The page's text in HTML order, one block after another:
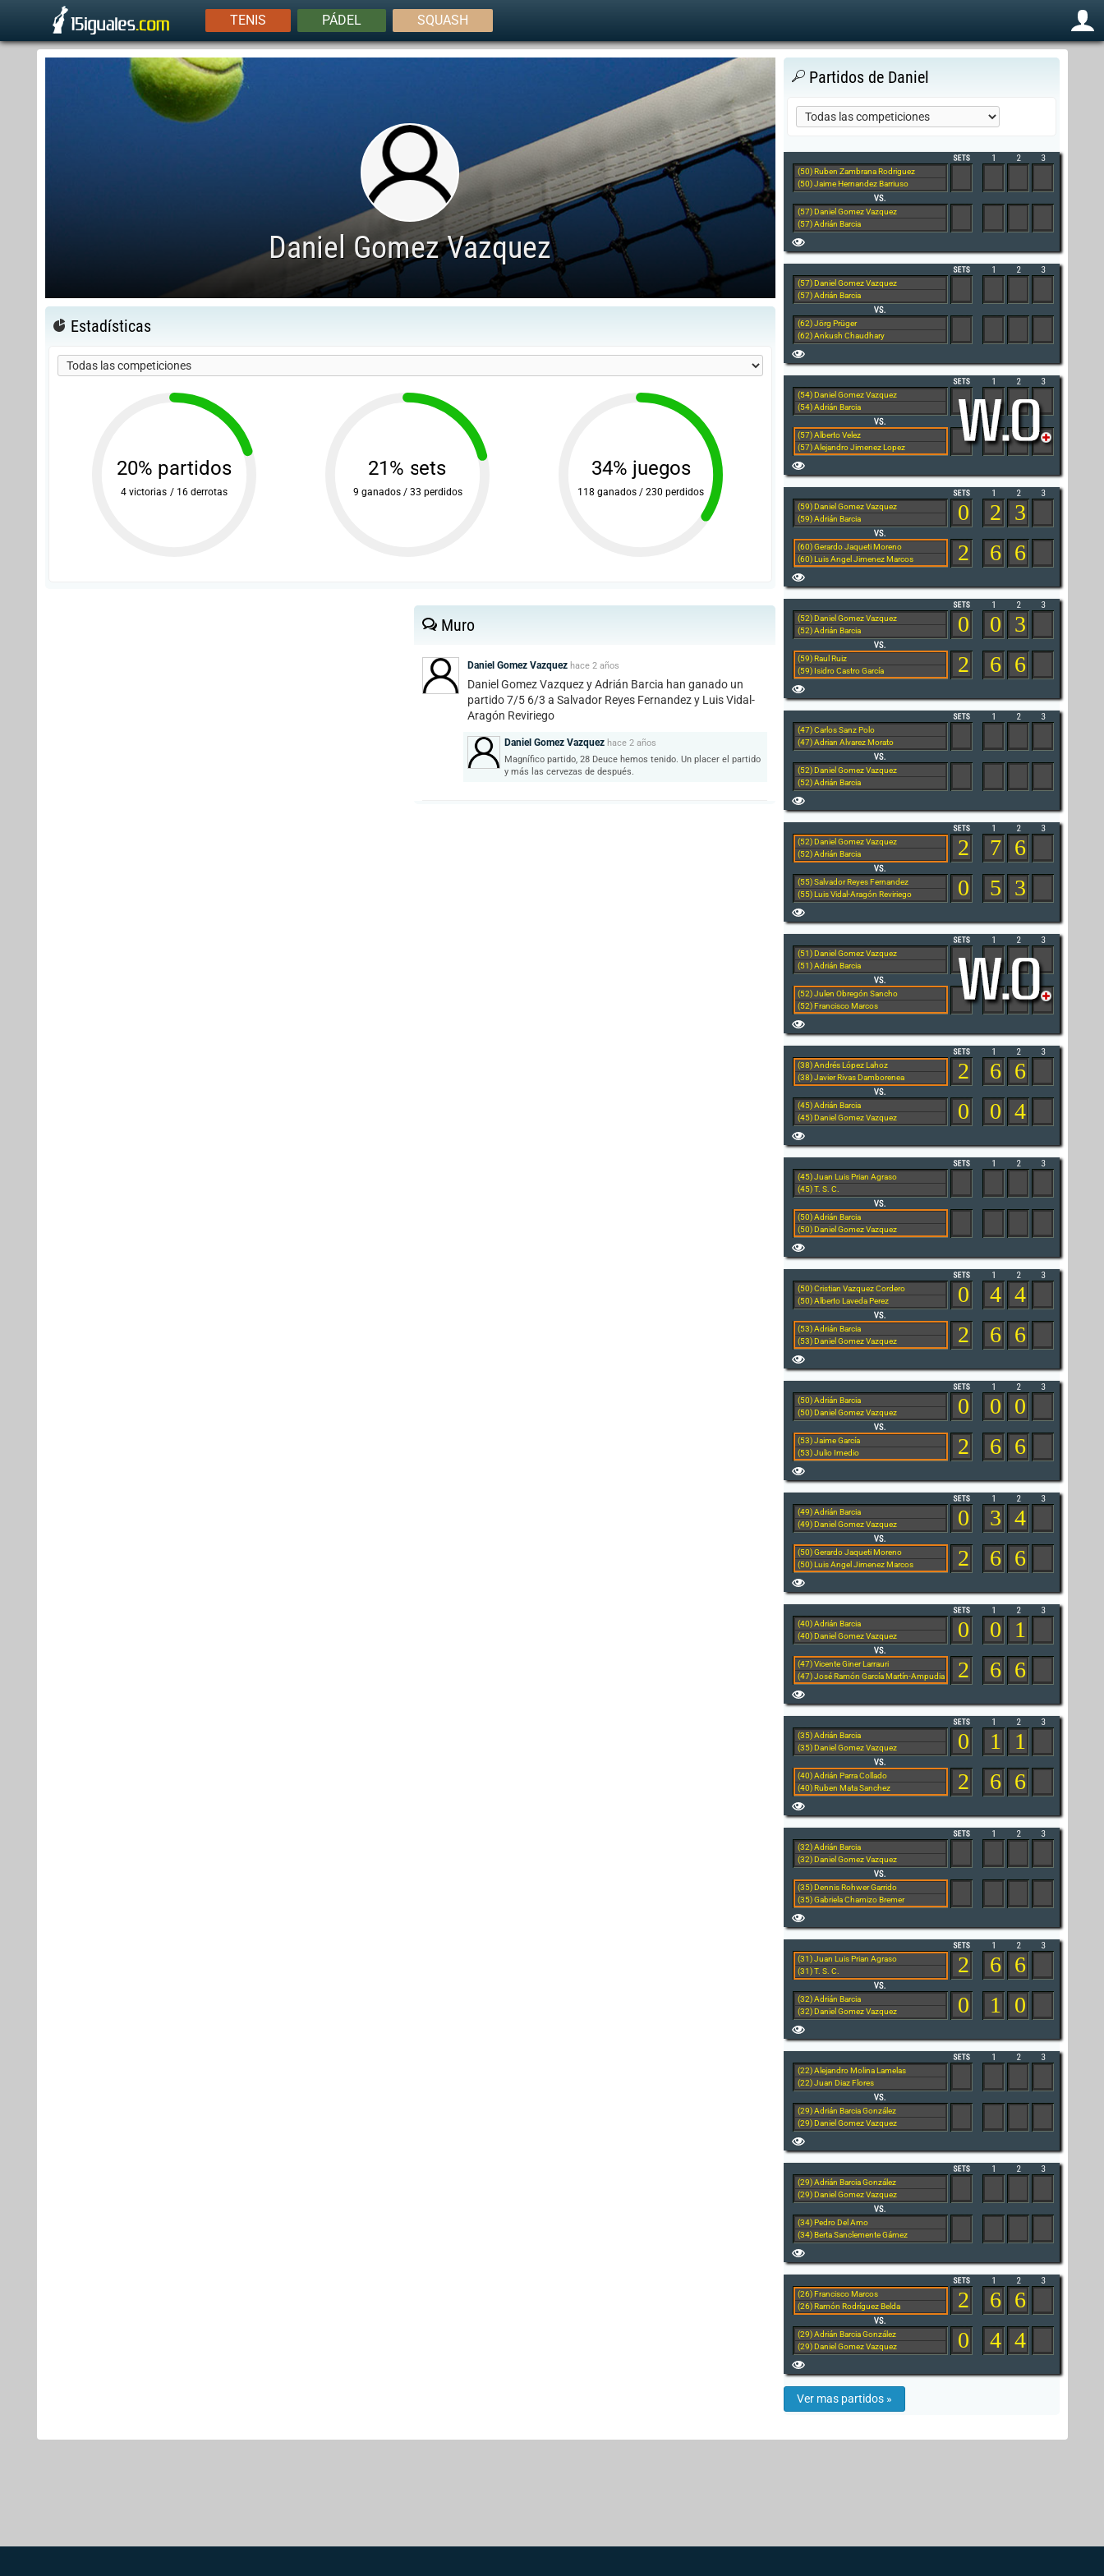
TENIS PÁDEL SQUASH
Daniel Gomez Vazquez
Estadísticas
20% partidos
4 victorias / 16 derrotas
21% sets
9 ganados / 33 perdidos
34% juegos
118 ganados / 230 perdidos
Muro
Daniel Gomez Vazquez hace 2 años
Daniel Gomez Vazquez y Adrián Barcia han ganado un
partido 7/5 6/3 a Salvador Reyes Fernandez y Luis Vidal-
Aragón Reviriego
Daniel Gomez Vazquez hace 2 años
Magnífico partido, 28 Deuce hemos tenido. Un placer el partido
y más las cervezas de después.
Partidos de Daniel
(50) Ruben Zambrana Rodriguez
(50) Jaime Hernandez Barriuso
(57) Daniel Gomez Vazquez
(57) Adrián Barcia
(57) Daniel Gomez Vazquez
(57) Adrián Barcia
(62) Jörg Prüger
(62) Ankush Chaudhary
(54) Daniel Gomez Vazquez
(54) Adrián Barcia
(57) Alberto Velez
(57) Alejandro Jimenez Lopez
(59) Daniel Gomez Vazquez
(59) Adrián Barcia
(60) Gerardo Jaqueti Moreno
(60) Luis Angel Jimenez Marcos
0
2
2 3
6 6
(52) Daniel Gomez Vazquez
(52) Adrián Barcia
(59) Raul Ruiz
(59) Isidro Castro García
0
2
0 3
6 6
(47) Carlos Sanz Polo
(47) Adrian Alvarez Morato
(52) Daniel Gomez Vazquez
(52) Adrián Barcia
(52) Daniel Gomez Vazquez
(52) Adrián Barcia
(55) Salvador Reyes Fernandez
(55) Luis Vidal-Aragón Reviriego
2
0
7 6
5 3
(51) Daniel Gomez Vazquez
(51) Adrián Barcia
(52) Julen Obregón Sancho
(52) Francisco Marcos
(38) Andrés López Lahoz
(38) Javier Rivas Damborenea
(45) Adrián Barcia
(45) Daniel Gomez Vazquez
2
0
6 6
0 4
(45) Juan Luis Prian Agraso
(45) T. S. C.
(50) Adrián Barcia
(50) Daniel Gomez Vazquez
(50) Cristian Vazquez Cordero
(50) Alberto Laveda Perez
(53) Adrián Barcia
(53) Daniel Gomez Vazquez
0
2
4 4
6 6
(50) Adrián Barcia
(50) Daniel Gomez Vazquez
(53) Jaime García
(53) Julio Imedio
0
2
0 0
6 6
(49) Adrián Barcia
(49) Daniel Gomez Vazquez
(50) Gerardo Jaqueti Moreno
(50) Luis Angel Jimenez Marcos
0
2
3 4
6 6
(40) Adrián Barcia
(40) Daniel Gomez Vazquez
(47) Vicente Giner Larrauri
(47) José Ramón García Martín-Ampudia
0
2
0
1
6 6
(35) Adrián Barcia
(35) Daniel Gomez Vazquez
(40) Adrián Parra Collado
(40) Ruben Mata Sanchez
0
2
1
1
6 6
(32) Adrián Barcia
(32) Daniel Gomez Vazquez
(35) Dennis Rohwer Garrido
(35) Gabriela Chamizo Bremer
(31) Juan Luis Prian Agraso
(31) T. S. C.
(32) Adrián Barcia
(32) Daniel Gomez Vazquez
2
0
6 6
1
0
(22) Alejandro Molina Lamelas
(22) Juan Diaz Flores
(29) Adrián Barcia González
(29) Daniel Gomez Vazquez
(29) Adrián Barcia González
(29) Daniel Gomez Vazquez
(34) Pedro Del Amo
(34) Berta Sanclemente Gámez
(26) Francisco Marcos
(26) Ramón Rodríguez Belda
(29) Adrián Barcia González
(29) Daniel Gomez Vazquez
2
0
6 6
4 4
Ver mas partidos »